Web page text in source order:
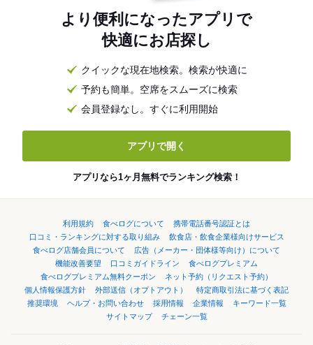
より便利になったアプリで
快適にお店探し
クイックな現在地検索。検索が快適に
予約も簡単。空席をスムーズに検索
会員登録なし。すぐに利用開始
アプリで開く
アプリなら1ヶ月無料でランキング検索！
利用規約 食べログについて
携帯電話番号認証とは
口コミ・ランキングに対する取り組み
飲食店・飲食企業様向けサービス
食べログ店舗会員について
広告（メーカー・団体様等向け）について
機能改善要望
口コミガイドライン
食べログプレミアム
食べログプレミアム無料クーポン
ネット予約（リクエスト予約）
個人情報保護方針
外部送信（オプトアウト）
特定商取引法に基づく表記
推奨環境
ヘルプ・お問い合わせ 採用情報 企業情報
キーワード一覧
サイトマップ
チェーン一覧